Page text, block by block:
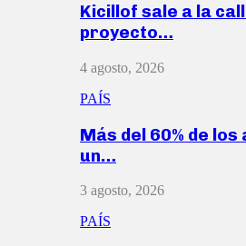
Kicillof sale a la
proyecto…
4 agosto, 2026
PAÍS
Más del 60% de
un…
3 agosto, 2026
PAÍS